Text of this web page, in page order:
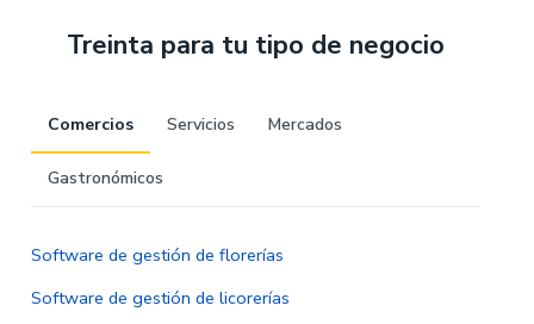
Treinta para tu tipo de negocio
Comercios Servicios Mercados
Gastronómicos
Software de gestión de florerías
Software de gestión de licorerías